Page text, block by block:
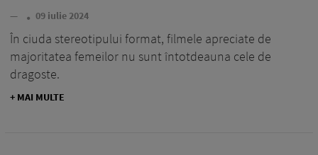
— 09 iulie 2024
În ciuda stereotipului format, filmele apreciate de
majoritatea femeilor nu sunt întotdeauna cele de
dragoste.
+ MAI MULTE